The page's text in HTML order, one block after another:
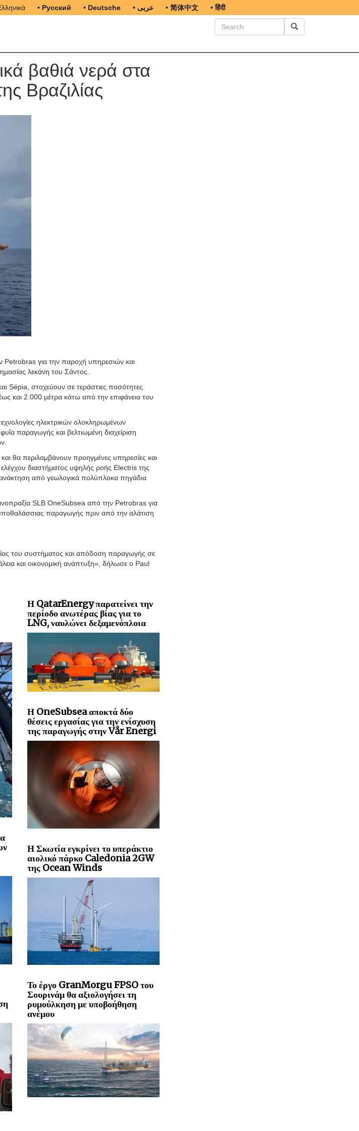
• Русский • Deutsche • عربى • 简体中文 • हिंदी
βαθιά νερά στα
Βραζιλίας
Petrobras για την παροχή υπηρεσιών και
λεκάνη του Σάντος.
Sépia, στοχεύουν σε τεράστιες ποσότητες
και 2.000 μέτρα κάτω από την επιφάνεια του
ηλεκτρικών ολοκληρωμένων
παραγωγής και βελτιωμένη διαχείριση
θα περιλαμβάνουν προηγμένες υπηρεσίες και
διαστήματος υψηλής ροής Electris της
ανάκτηση από γεωλογικά πολύπλοκα πηγάδια
SLB OneSubsea από την Petrobras για
παραγωγής πριν από την αλάτιση
του συστήματος και απόδοση παραγωγής σε
και οικονομική ανάπτυξη», δήλωσε ο Paul
Η QatarEnergy παρατείνει την
περίοδο ανωτέρας βίας για το
LNG, ναυλώνει δεξαμενόπλοια
Η OneSubsea αποκτά δύο
θέσεις εργασίας για την ενίσχυση
της παραγωγής στην Vår Energi
Η Σκωτία εγκρίνει το υπεράκτιο
αιολικό πάρκο Caledonia 2GW
της Ocean Winds
Το έργο GranMorgu FPSO του
Σουρινάμ θα αξιολογήσει τη
ρυμούλκηση με υποβοήθηση
ανέμου